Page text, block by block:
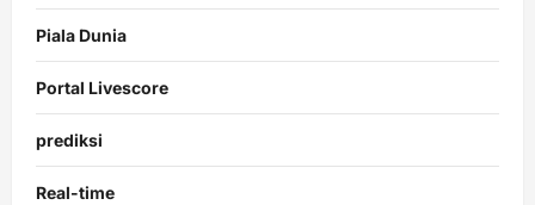
Piala Dunia
Portal Livescore
prediksi
Real-time